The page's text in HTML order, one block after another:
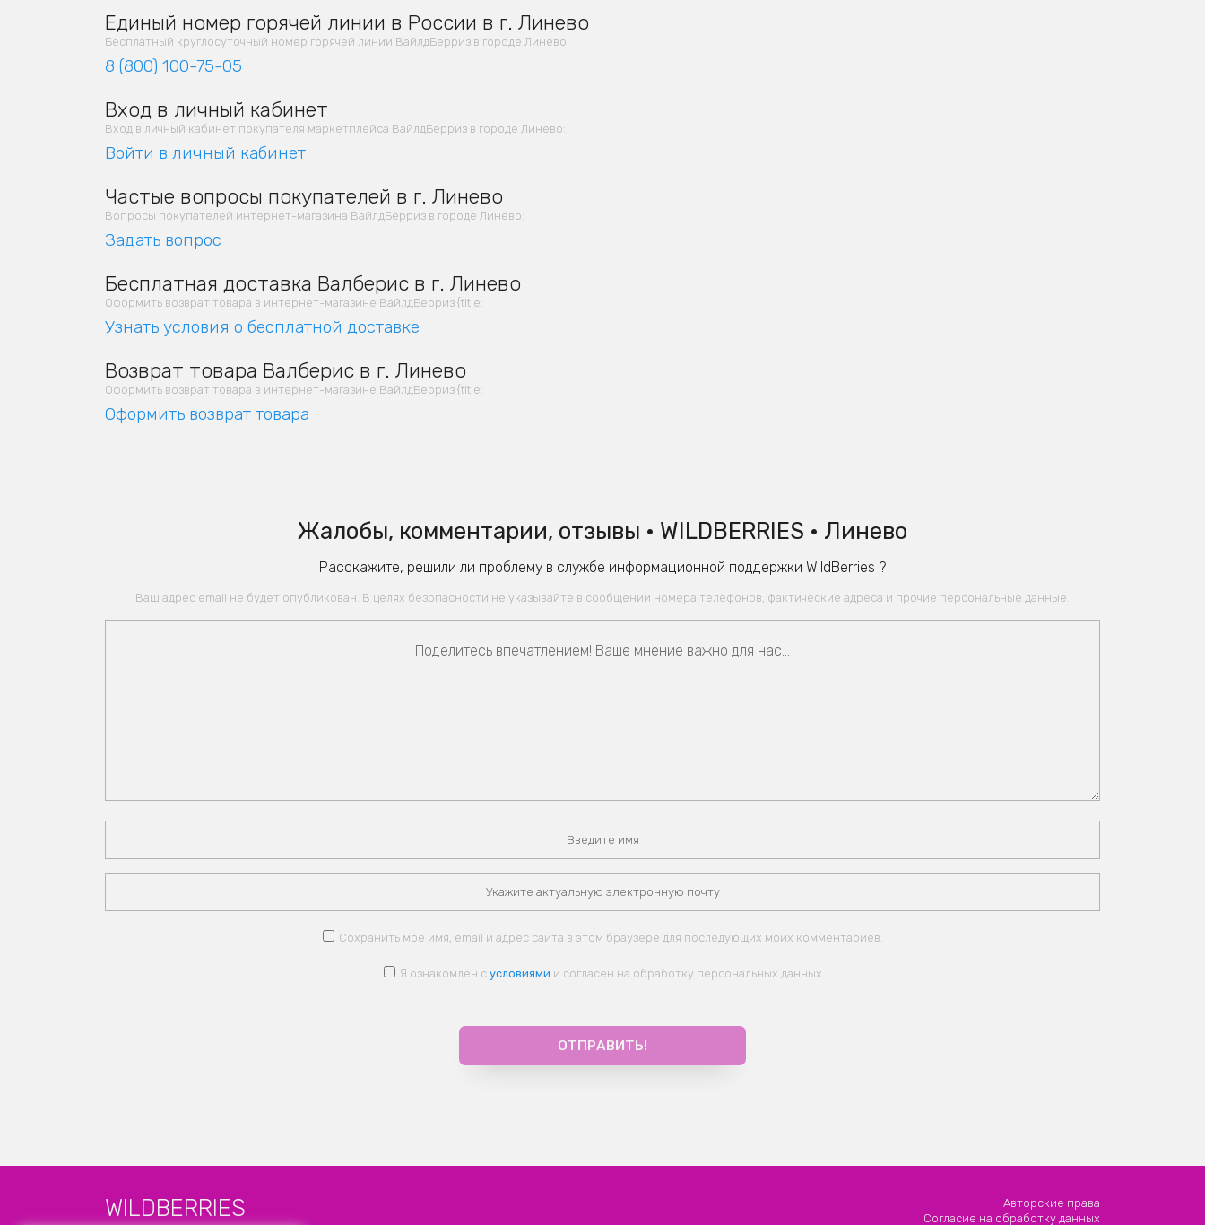
Единый номер горячей линии в России в г. Линево
Бесплатный круглосуточный номер горячей линии ВайлдБерриз в городе Линево:
8 (800) 100-75-05
Вход в личный кабинет
Вход в личный кабинет покупателя маркетплейса ВайлдБерриз в городе Линево:
Войти в личный кабинет
Частые вопросы покупателей в г. Линево
Вопросы покупателей интернет-магазина ВайлдБерриз в городе Линево:
Задать вопрос
Бесплатная доставка Валберис в г. Линево
Оформить возврат товара в интернет-магазине ВайлдБерриз {title:
Узнать условия о бесплатной доставке
Возврат товара Валберис в г. Линево
Оформить возврат товара в интернет-магазине ВайлдБерриз {title:
Оформить возврат товара
Жалобы, комментарии, отзывы • WILDBERRIES • Линево
Расскажите, решили ли проблему в службе информационной поддержки WildBerries ?
Ваш адрес email не будет опубликован. В целях безопасности не указывайте в сообщении номера телефонов, фактические адреса и прочие персональные данные.
Сохранить моё имя, email и адрес сайта в этом браузере для последующих моих комментариев.
Я ознакомлен с условиями и согласен на обработку персональных данных
WILDBERRIES
Авторские права
Согласие на обработку данных